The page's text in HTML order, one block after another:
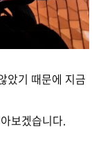
았기 때문에 지금
보겠습니다.